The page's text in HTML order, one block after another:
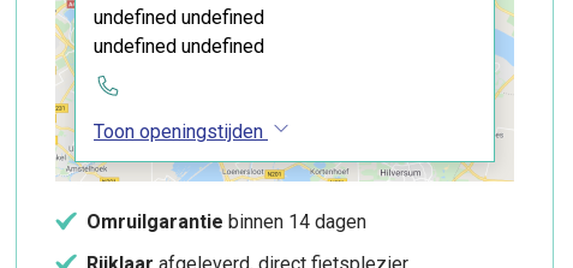
undefined undefined
undefined undefined
Toon openingstijden
Omruilgarantie binnen 14 dagen
Rijklaar afgeleverd, direct fietsplezier